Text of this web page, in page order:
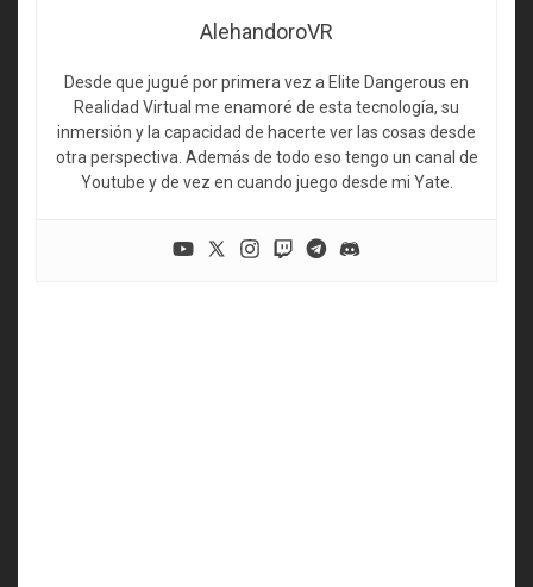
AlehandoroVR
Desde que jugué por primera vez a Elite Dangerous en
Realidad Virtual me enamoré de esta tecnología, su
inmersión y la capacidad de hacerte ver las cosas desde
otra perspectiva. Además de todo eso tengo un canal de
Youtube y de vez en cuando juego desde mi Yate.